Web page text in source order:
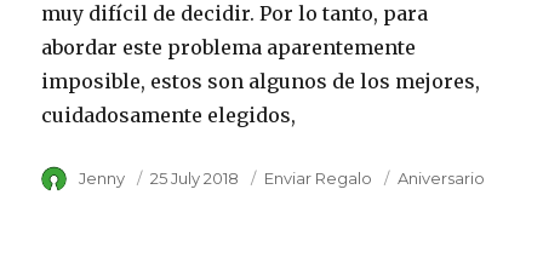
muy difícil de decidir. Por lo tanto, para
abordar este problema aparentemente
imposible, estos son algunos de los mejores,
cuidadosamente elegidos,
Author
Jenny
Posted
25 July 2018 Category
Enviar Regalo Tags
Aniversario